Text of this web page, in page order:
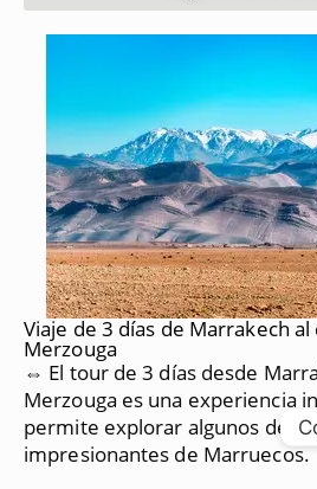
Viaje de 3 días de Marrakech
Merzouga
⇔ El tour de 3 días desde
Merzouga es una experiencia
permite explorar algunos de los
impresionantes de Marruecos.